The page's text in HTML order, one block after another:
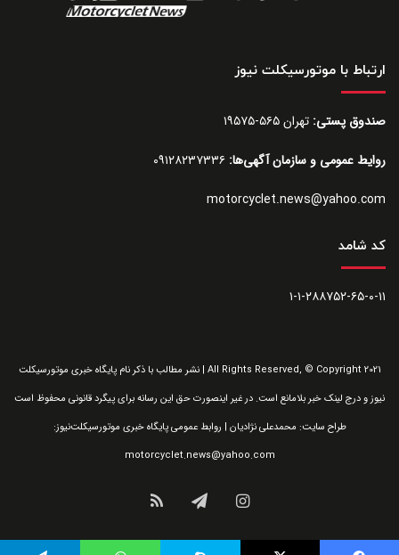
ارتباط با موتورسیکلت نیوز
صندوق پستی: تهران ۵۶۵-۱۹۵۷۵
روایط عمومی و سازمان آگهی‌ها:
motorcyclet.news@yahoo.com
کد شامد
۱-۱-۲۸۸۷۵۲-۶۵-۰-۱۱
All Rights Reserved, © Copyright 2021 | نشر مطالب با ذکر نام پایگاه خبری موتورسیکلت
نیوز و درج لینک خبر بلامانع است. در غیر اینصورت حق این رسانه برای پیگرد قانونی محفوظ است
طراح سایت: محمدعلی نژادیان | روابط عمومی پایگاه خبری موتورسیکلت‌نیوز:
motorcyclet.news@yahoo.com
اینستاگرامتلگرامخوراک